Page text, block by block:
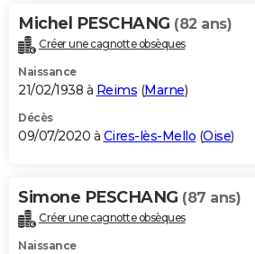
Bricolage
Lifestyle
Culture
Sport
Auto
Television
Voyage
Cinema
Michel PESCHANG (82 ans)
Créer une cagnotte obsèques
Naissance
21/02/1938 à Reims (Marne)
Décès
09/07/2020 à Cires-lès-Mello (Oise)
Simone PESCHANG (87 ans)
Créer une cagnotte obsèques
Naissance